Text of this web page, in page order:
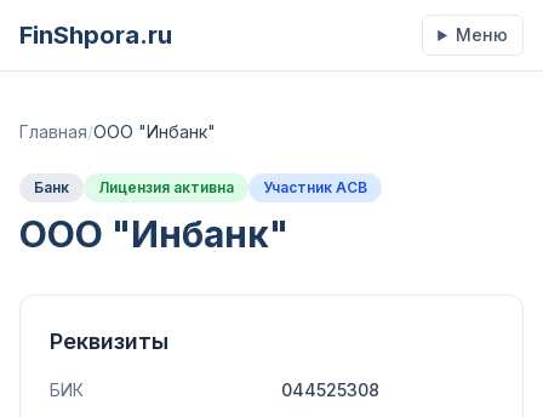
FinShpora.ru Меню
Главная/ООО "Инбанк"
Банк Лицензия активна Участник АСВ
ООО "Инбанк"
Реквизиты
БИК
044525308